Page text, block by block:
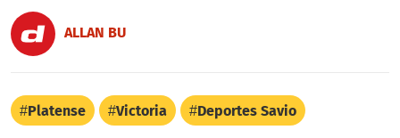
ALLAN BU
Platense Victoria Deportes Savio